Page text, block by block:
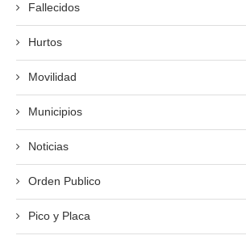
Fallecidos
Hurtos
Movilidad
Municipios
Noticias
Orden Publico
Pico y Placa